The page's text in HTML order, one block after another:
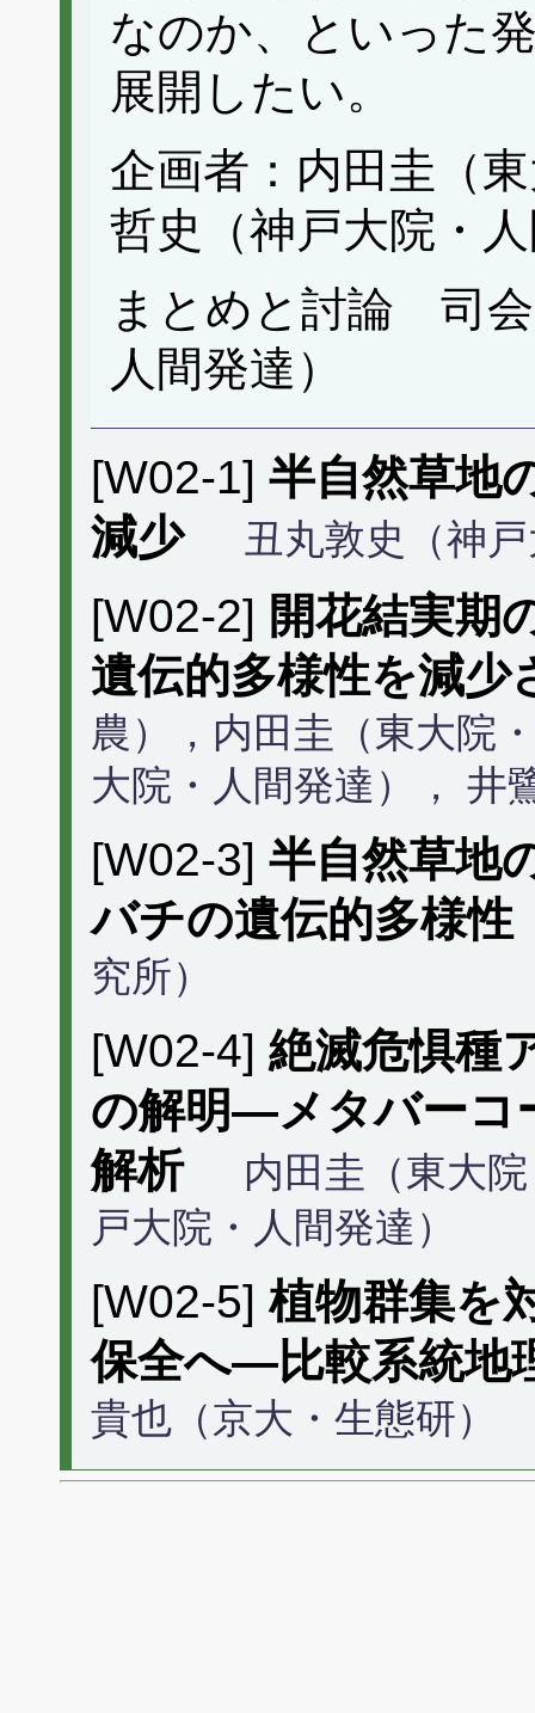
なのか、といった
展開したい。
企画者：内田圭（
哲史（神戸大院・
まとめと討論 司
人間発達）
[W02-1] 半自然草地
減少
丑丸敦史（神
[W02-2] 開花結実期
遺伝的多様性を減少
農），内田圭（東大院
大院・人間発達）， 井
[W02-3] 半自然草地
バチの遺伝的多様性
究所）
[W02-4] 絶滅危惧種
の解明―メタバーコ
解析
内田圭（東大
戸大院・人間発達）
[W02-5]植物群集を
保全へ―比較系統地
貴也（京大・生態研）